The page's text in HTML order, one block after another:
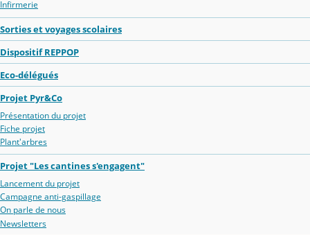
Infirmerie
Sorties et voyages scolaires
Dispositif REPPOP
Eco-délégués
Projet Pyr&Co
Présentation du projet
Fiche projet
Plant'arbres
Projet "Les cantines s'engagent"
Lancement du projet
Campagne anti-gaspillage
On parle de nous
Newsletters